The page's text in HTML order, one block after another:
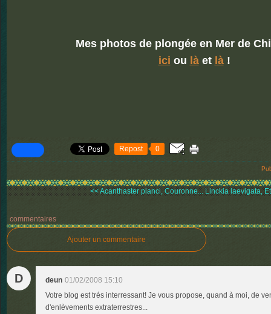
Mes photos de plongée en Mer de
ici ou làet là!
Repost 0
<< Acanthaster planci, Couronne... Linckia laevigata,
commentaires
Ajouter un commentaire
D deun 01/02/2008 15:10
Votre blog est trés interressant! Je vous propose, quand à moi, de
d'enlèvements extraterrestres...